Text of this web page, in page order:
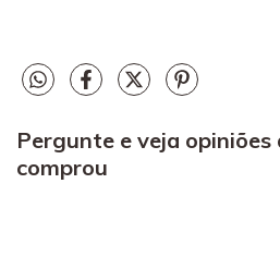
Pergunte e veja opiniões
comprou